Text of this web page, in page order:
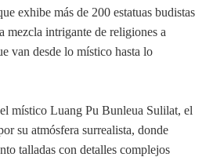
exhibe más de 200 estatuas budistas
mezcla intrigante de religiones a
van desde lo místico hasta lo
místico Luang Pu Bunleua Sulilat, el
su atmósfera surrealista, donde
talladas con detalles complejos